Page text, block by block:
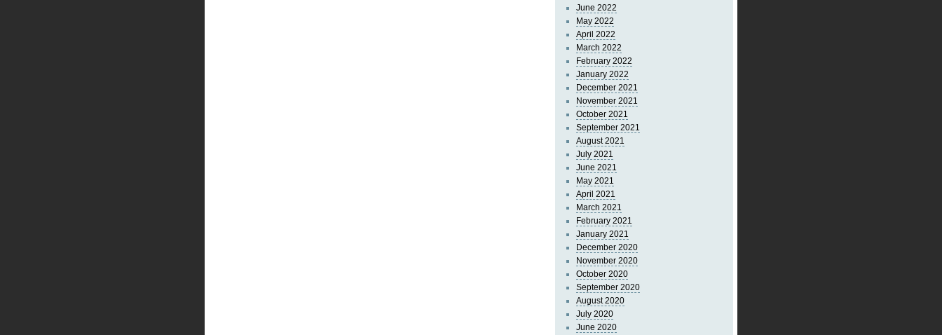
June 2022
May 2022
April 2022
March 2022
February 2022
January 2022
December 2021
November 2021
October 2021
September 2021
August 2021
July 2021
June 2021
May 2021
April 2021
March 2021
February 2021
January 2021
December 2020
November 2020
October 2020
September 2020
August 2020
July 2020
June 2020